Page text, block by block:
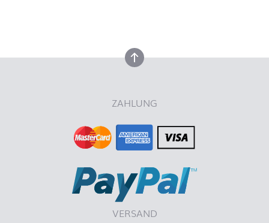
nach oben
ZAHLUNG
VERSAND